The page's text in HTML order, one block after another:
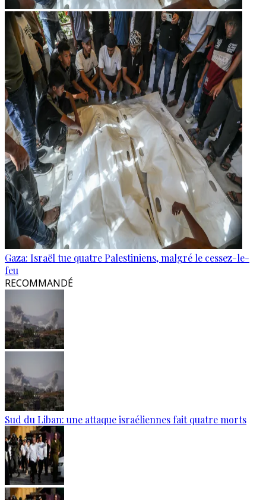
Gaza: Israël tue quatre Palestiniens, malgré le cessez-le-
feu
RECOMMANDÉ
Sud du Liban: une attaque israéliennes fait quatre morts